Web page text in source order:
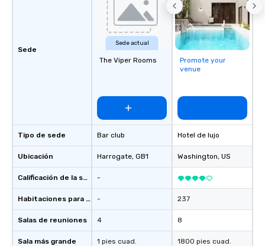
Sede
Tipo de sede
Ubicación
Calificación de la sede
Habitaciones para huéspedes
Salas de reuniones
Sala más grande
Sede actual
The Viper Rooms
Bar club
Harrogate, GB1
-
-
4
1 pies cuad.
Promote your
venue
Hotel de lujo
Washington, US
237
8
1800 pies cuad.